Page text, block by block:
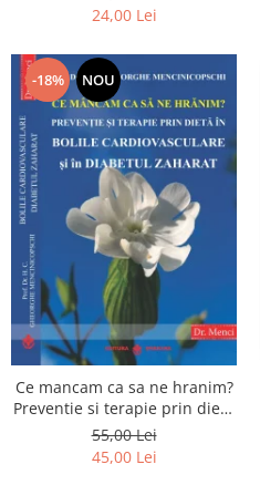
dezvoltam intuitia si sa ne
24,00 Lei
-18% NOU
Ce mancam ca sa ne hranim?
Preventie si terapie prin dieta
in bolile cardiovasculare si in
diabetul zaharat
55,00 Lei
45,00 Lei